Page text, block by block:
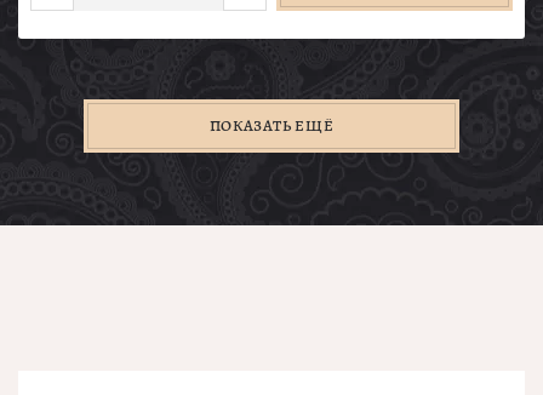
ПОКАЗАТЬ ЕЩЁ